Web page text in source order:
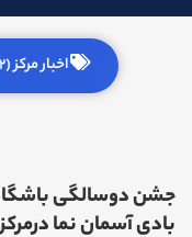
اخبار مرکز (602)
جشن دوسالگی باشگاه
بادي آسمان نما